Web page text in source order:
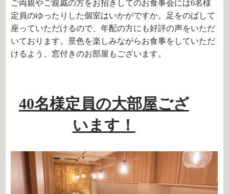
ご両親やご親戚の方をお招きしてのお食事会には6名様
定員のゆったりした個室はいかがですか。足をのばして
座っていただけるので、年配の方にも好評の声をいただ
いております。景色を楽しみながらお食事をしていただ
けるよう、窓付きのお部屋もございます。
40名様定員の大部屋ござ
います！